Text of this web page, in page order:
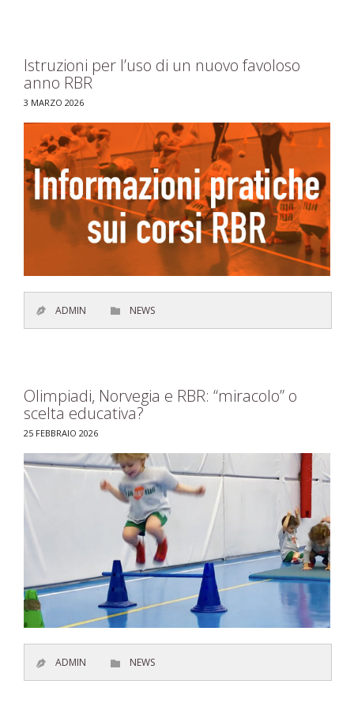
Istruzioni per l’uso di un nuovo favoloso
anno RBR
3 MARZO 2026
 ADMIN  CATEGORY
NEWS
Olimpiadi, Norvegia e RBR: “miracolo” o
scelta educativa?
25 FEBBRAIO 2026
 ADMIN  CATEGORY
NEWS